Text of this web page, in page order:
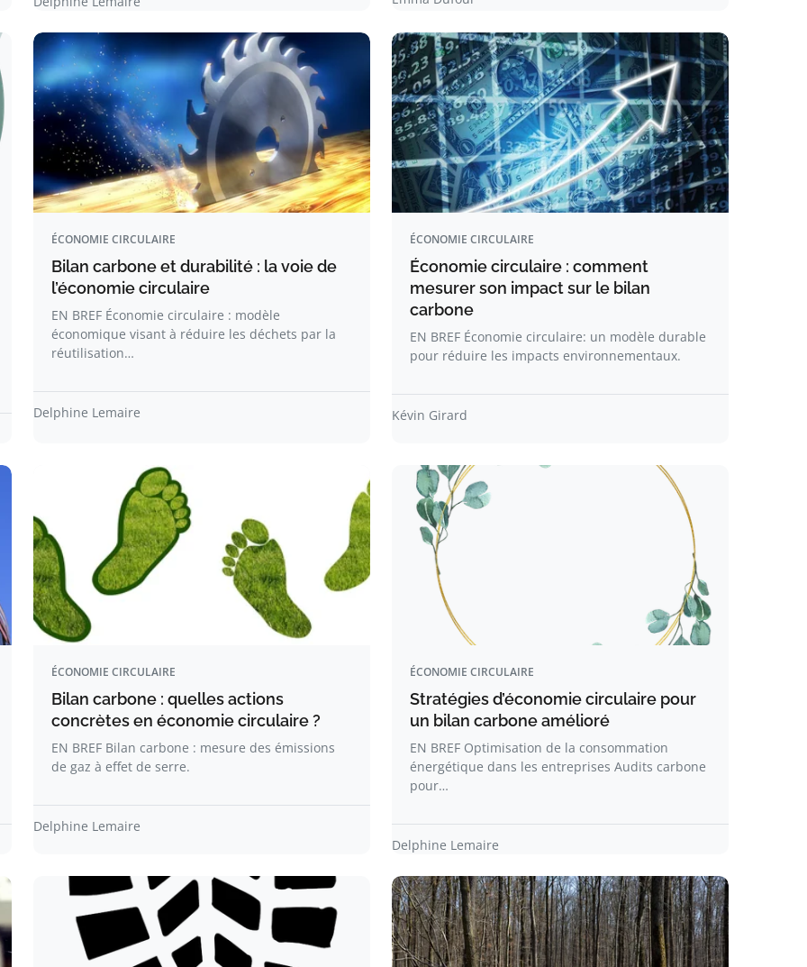
ÉCONOMIE CIRCULAIRE
Bilan carbone et durabilité : la voie de
l’économie circulaire
EN BREF Économie circulaire : modèle
économique visant à réduire les déchets par la
réutilisation…
Delphine Lemaire
ÉCONOMIE CIRCULAIRE
Économie circulaire : comment
mesurer son impact sur le bilan
carbone
EN BREF Économie circulaire: un modèle durable
pour réduire les impacts environnementaux.
Kévin Girard
ÉCONOMIE CIRCULAIRE
Bilan carbone : quelles actions
concrètes en économie circulaire ?
EN BREF Bilan carbone : mesure des émissions
de gaz à effet de serre.
Delphine Lemaire
ÉCONOMIE CIRCULAIRE
Stratégies d’économie circulaire pour
un bilan carbone amélioré
EN BREF Optimisation de la consommation
énergétique dans les entreprises Audits carbone
pour…
Delphine Lemaire